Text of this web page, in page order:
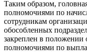
Таким образом,
полномочиями по
сотрудникам
обособленных
закреплен в
полномочиями по